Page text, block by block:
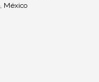
México